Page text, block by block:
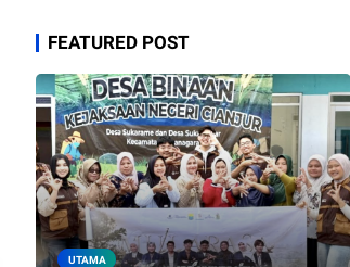
FEATURED POST
UTAMA